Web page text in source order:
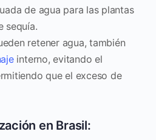
de agua para las plantas
sequía.
retener agua, también
interno, evitando el
que el exceso de
en Brasil: